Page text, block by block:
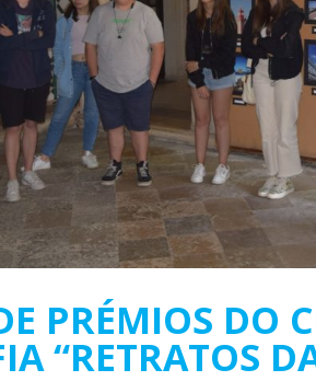
PRÉMIOS DO
“RETRATOS